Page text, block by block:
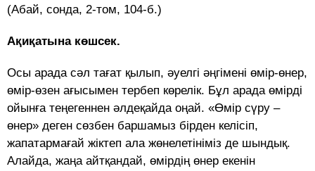
(Абай, сонда, 2-том, 104-б.)
Ақиқатына көшсек.
Осы арада сәл тағат қылып, әуелгі әңгімені өмір-өнер,
өмір-өзен ағысымен тербеп көрелік. Бұл арада өмірді
ойынға теңегеннен әлдеқайда оңай. «Өмір сүру –
өнер» деген сөзбен баршамыз бірден келісіп,
жапатармағай жіктеп ала жөнелетініміз де шындық.
Алайда, жаңа айтқандай, өмірдің өнер екенін